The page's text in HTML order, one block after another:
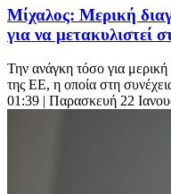
Μίχαλος: Μερική
για να μετακυλιστεί
Την ανάγκη τόσο για
της ΕΕ, η οποία στη
01:39 | Παρασκευή 22